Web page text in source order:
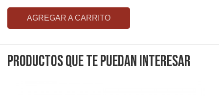
AGREGAR A CARRITO
Productos que te puedan interesar